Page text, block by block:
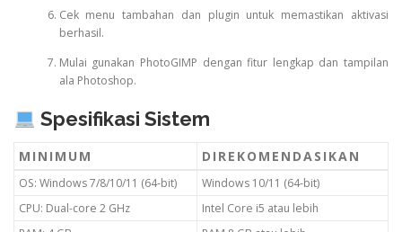
Cek menu tambahan dan plugin untuk memastikan aktivasi
berhasil.
Mulai gunakan PhotoGIMP dengan fitur lengkap dan tampilan
ala Photoshop.
Spesifikasi Sistem
MINIMUM DIREKOMENDASIKAN
OS: Windows 7/8/10/11 (64-bit)
Windows 10/11 (64-bit)
CPU: Dual-core 2 GHz
Intel Core i5 atau lebih